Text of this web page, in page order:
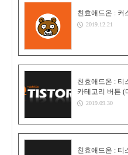
친효애드온 : 커
2019.12.21
친효애드온 : 티
카테고리 버튼 (
2019.09.30
친효애드온 : 티